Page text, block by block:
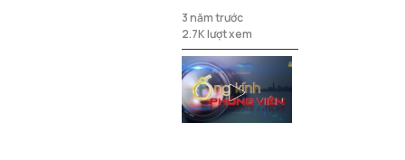
xe chở cát
3 năm trước
2.7K lượt xem